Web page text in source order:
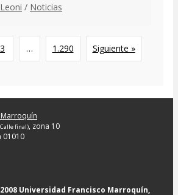
/ Noticias
3 … 1.290 Siguiente »
final), zona 10
01010
Universidad Francisco Marroquín,